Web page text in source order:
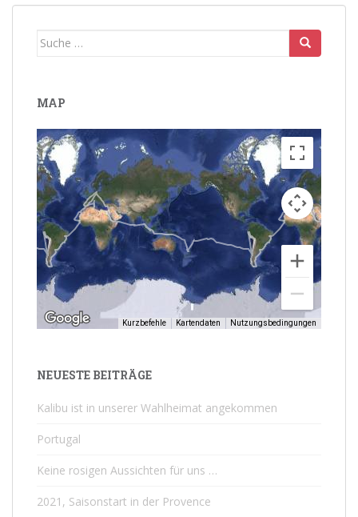
Suche
MAP
Kurzbefehle Kartendaten Nutzungsbedingungen
NEUESTE BEITRÄGE
Kalibu ist in unserer Wahlheimat angekommen
Portugal
Keine rosigen Aussichten für uns …
2021, Saisonstart in der Provence